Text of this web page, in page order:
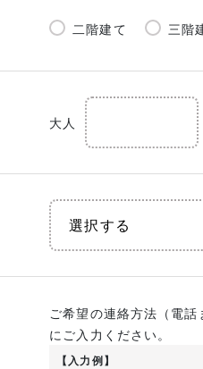
二階建て 三階
大人
ご希望の連絡方法（電
にご入力ください。
【入力例】